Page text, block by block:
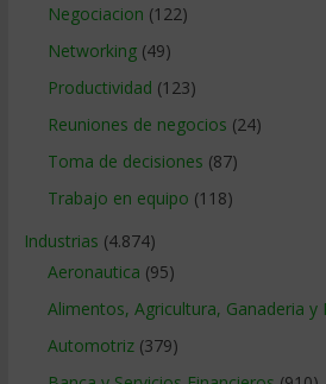
Negociacion (122)
Networking(49)
Productividad (123)
Reuniones de negocios (24)
Toma de decisiones (87)
Trabajo en equipo (118)
Industrias (4.874)
Aeronautica (95)
Alimentos, Agricultura, Ganaderia y
Automotriz(379)